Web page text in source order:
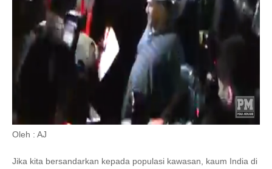
Oleh : AJ
Jika kita bersandarkan kepada populasi kawasan, kaum India di